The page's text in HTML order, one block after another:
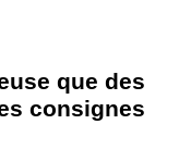
que des
consignes